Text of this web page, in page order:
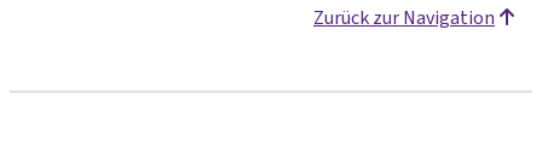
Zurück zur Navigation